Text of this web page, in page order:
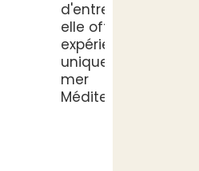
d'entreprise,
elle offre une
expérience
unique en
mer
Méditerranée.